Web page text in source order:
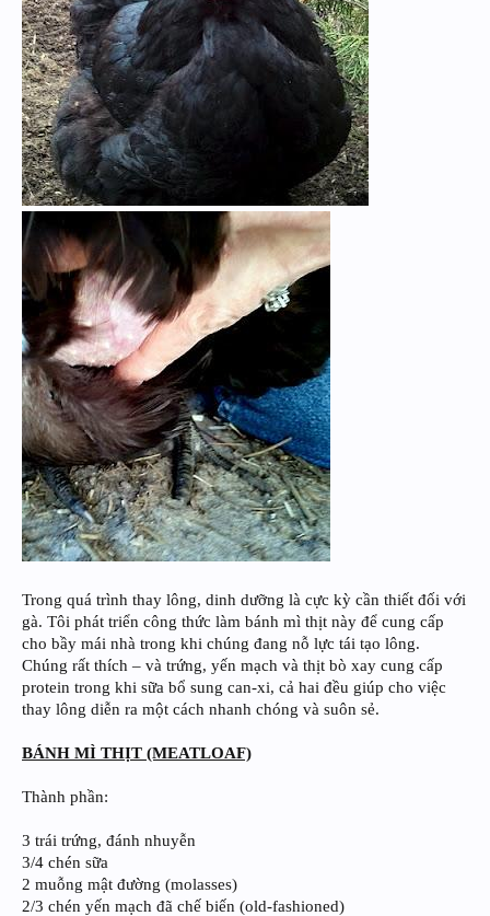
Trong quá trình thay lông, dinh dưỡng là cực kỳ cần thiết đối với
gà. Tôi phát triển công thức làm bánh mì thịt này để cung cấp
cho bầy mái nhà trong khi chúng đang nỗ lực tái tạo lông.
Chúng rất thích – và trứng, yến mạch và thịt bò xay cung cấp
protein trong khi sữa bổ sung can-xi, cả hai đều giúp cho việc
thay lông diễn ra một cách nhanh chóng và suôn sẻ.
BÁNH MÌ THỊT (MEATLOAF)
Thành phần:
3 trái trứng, đánh nhuyễn
3/4 chén sữa
2 muỗng mật đường (molasses)
2/3 chén yến mạch đã chế biến (old-fashioned)